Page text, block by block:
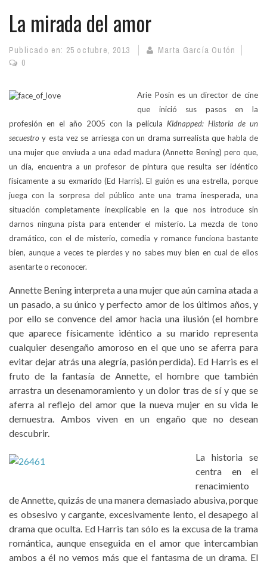
La mirada del amor
Publicado en: 25 octubre, 2013
Marta García Outón
0
Arie Posin es un director de cine
que inició sus pasos en la
profesión en el año 2005 con la película Kidnapped: Historia de un
secuestro y esta vez se arriesga con un drama surrealista que habla de
una mujer que enviuda a una edad madura (Annette Bening) pero que,
un día, encuentra a un profesor de pintura que resulta ser idéntico
físicamente a su exmarido (Ed Harris). El guión es una estrella, porque
juega con la sorpresa del público ante una trama inesperada, una
situación completamente inexplicable en la que nos introduce sin
darnos ninguna pista para entender el misterio. La mezcla de tono
dramático, con el de misterio, comedia y romance funciona bastante
bien, aunque a veces te pierdes y no sabes muy bien en cual de ellos
asentarte o reconocer.
Annette Bening interpreta a una mujer que aún camina atada a
un pasado, a su único y perfecto amor de los últimos años, y
por ello se convence del amor hacia una ilusión (el hombre
que aparece físicamente idéntico a su marido representa
cualquier desengaño amoroso en el que uno se aferra para
evitar dejar atrás una alegría, pasión perdida). Ed Harris es el
fruto de la fantasía de Annette, el hombre que también
arrastra un desenamoramiento y un dolor tras de sí y que se
aferra al reflejo del amor que la nueva mujer en su vida le
demuestra. Ambos viven en un engaño que no desean
descubrir.
La historia se
centra en el
renacimiento
de Annette, quizás de una manera demasiado abusiva, porque
es obsesivo y cargante, excesivamente lento, el desapego al
drama que oculta. Ed Harris tan sólo es la excusa de la trama
romántica, aunque enseguida en el amor que intercambian
ambos a él no vemos más que el fantasma de un drama. El